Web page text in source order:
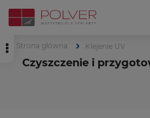
Strona główna Klejenie UV
Czyszczenie i